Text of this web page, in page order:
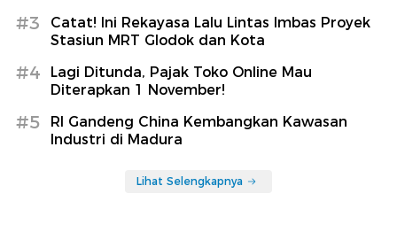
#3
Catat! Ini Rekayasa Lalu Lintas Imbas Proyek
Stasiun MRT Glodok dan Kota
#4
Lagi Ditunda, Pajak Toko Online Mau
Diterapkan 1 November!
#5
RI Gandeng China Kembangkan Kawasan
Industri di Madura
Lihat Selengkapnya